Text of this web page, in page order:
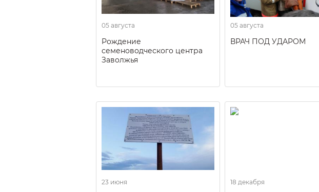
05 августа
Рождение
семеноводческого центра
Заволжья
05 августа
ВРАЧ ПОД УДАРОМ
23 июня 18 декабря